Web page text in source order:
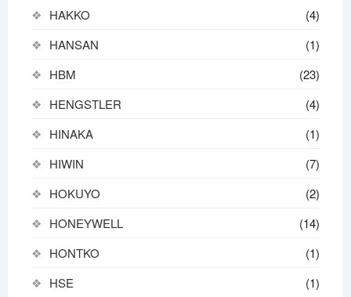
HAKKO
(4)
HANSAN
(1)
HBM
(23)
HENGSTLER
(4)
HINAKA
(1)
HIWIN
(7)
HOKUYO
(2)
HONEYWELL
(14)
HONTKO
(1)
HSE
(1)